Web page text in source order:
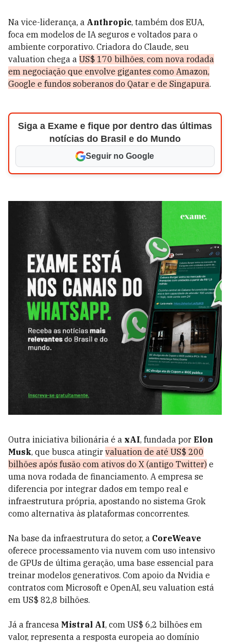
Na vice-liderança, a Anthropic, também dos EUA,
foca em modelos de IA seguros e voltados para o
ambiente corporativo. Criadora do Claude, seu
valuation chega a US$ 170 bilhões, com nova rodada
em negociação que envolve gigantes como Amazon,
Google e fundos soberanos do Qatar e de Singapura.
Siga a Exame e fique por dentro das últimas
notícias do Brasil e do Mundo
Seguir no Google
Outra iniciativa bilionária é a xAI, fundada por Elon
Musk, que busca atingir valuation de até US$ 200
bilhões após fusão com ativos do X (antigo Twitter) e
uma nova rodada de financiamento. A empresa se
diferencia por integrar dados em tempo real e
infraestrutura própria, apostando no sistema Grok
como alternativa às plataformas concorrentes.
Na base da infraestrutura do setor, a CoreWeave
oferece processamento via nuvem com uso intensivo
de GPUs de última geração, uma base essencial para
treinar modelos generativos. Com apoio da Nvidia e
contratos com Microsoft e OpenAI, seu valuation está
em US$ 82,8 bilhões.
Já a francesa Mistral AI, com US$ 6,2 bilhões em
valor, representa a resposta europeia ao domínio